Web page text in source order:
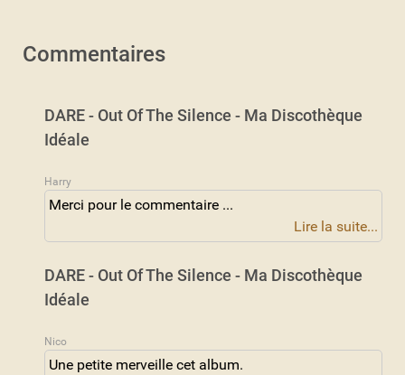
Commentaires
DARE - Out Of The Silence - Ma Discothèque
Idéale
Harry
Merci pour le commentaire ...
Lire la suite...
DARE - Out Of The Silence - Ma Discothèque
Idéale
Nico
Une petite merveille cet album.